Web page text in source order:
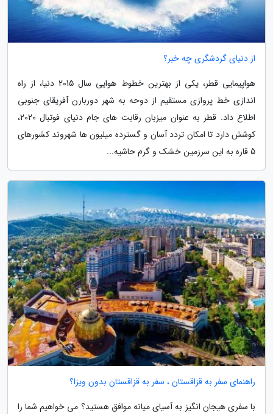
از دنیای گردشگری چه خبر؟
هواپیمایی قطر، یکی از بهترین خطوط هوایی سال 2015 دنیا، از راه
اندازی خط پروازی مستقیم از دوحه به شهر دوربارن آفریقای جنوبی
اطلاع داد. قطر به عنوان میزبان رقابت های جام دنیای فوتبال 2020،
کوشش دارد تا امکان تردد آسان و گسترده میلیون ها شهروند کشورهای
5 قاره به این سرزمین خشک و گرم حاشیه...
راهنمای سفر به قزاقستان ، سفر به قزاقستان بدون ویزا؟
با سفری هیجان انگیز به آسیای میانه موافق هستید؟ می خواهیم شما را